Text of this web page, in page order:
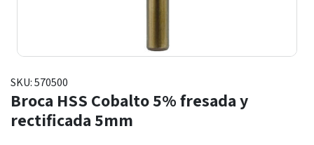
SKU: 570500
Broca HSS Cobalto 5% fresada y
rectificada 5mm